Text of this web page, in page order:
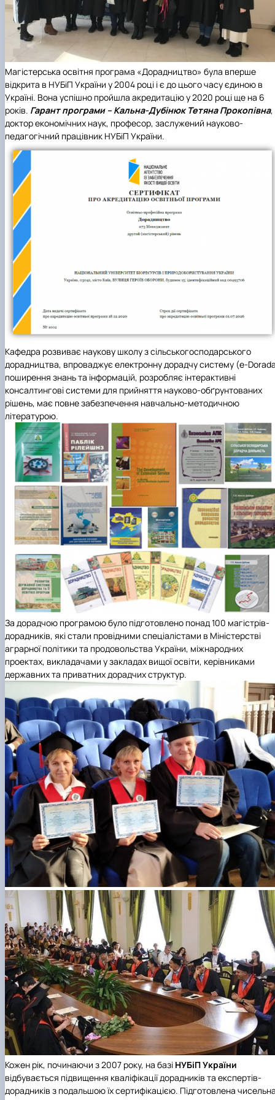
Магістерська освітня програма «Дорадництво» була вперше
відкрита в НУБіП України у 2004 році і є до цього часу єдиною в
Україні. Вона успішно пройшла акредитацію у 2020 році ще на 6
років. Гарант програми – Кальна-Дубінюк Тетяна Прокопівна,
доктор економічних наук, професор, заслужений науково-
педагогічний працівник НУБіП України.
Кафедра розвиває наукову школу з сільськогосподарського
дорадництва, впроваджує електронну дорадчу систему (e-
поширення знань та інформацій, розробляє інтерактивні
консалтингові системи для прийняття науково-обґрунтованих
рішень, має повне забезпечення навчально-методичною
літературою.
За дорадчою програмою було підготовлено понад 100 магістрів-
дорадників, які стали провідними спеціалістами в Міністерстві
аграрної політики та продовольства України, міжнародних
проектах, викладачами у закладах вищої освіти, керівниками
державних та приватних дорадчих структур.
Кожен рік, починаючи з 2007 року, на базі НУБіП України
відбувається підвищення кваліфікації дорадників та експертів-
дорадників з подальшою їх сертифікацією. Підготовлена